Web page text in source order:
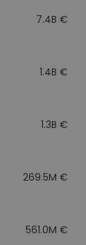
7.4B €
1.4B €
1.3B €
269.5M €
561.0M €